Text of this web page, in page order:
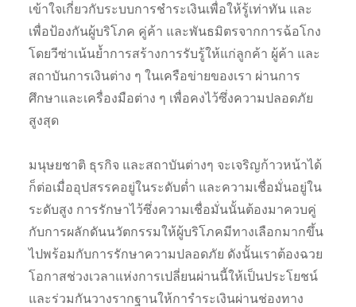
เข้าใจเกี่ยวกับระบบการชำระเงินเพื่อให้รู้เท่าทัน และ
เพื่อป้องกันผู้บริโภค คู่ค้า และพันธมิตรจากการฉ้อโกง
โดยวีซ่าเน้นย้ำการสร้างการรับรู้ให้แก่ลูกค้า ผู้ค้า และ
สถาบันการเงินต่าง ๆ ในเครือข่ายของเรา ผ่านการ
ศึกษาและเครื่องมือต่าง ๆ เพื่อคงไว้ซึ่งความปลอดภัย
สูงสุด
มนุษยชาติ ธุรกิจ และสถาบันต่างๆ จะเจริญก้าวหน้าได้
ก็ต่อเมื่ออุปสรรคอยู่ในระดับต่ำ และความเชื่อมั่นอยู่ใน
ระดับสูง การรักษาไว้ซึ่งความเชื่อมั่นนั้นต้องมาควบคู่
กับการผลักดันนวัตกรรมให้ผู้บริโภคมีทางเลือกมากขึ้น
ไปพร้อมกับการรักษาความปลอดภัย ดังนั้นเราต้องฉวย
โอกาสช่วงเวลาแห่งการเปลี่ยนผ่านนี้ให้เป็นประโยชน์
และร่วมกันวางรากฐานให้การำระเงินผ่านช่องทาง